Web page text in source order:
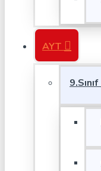
AYT
9.Sınıf